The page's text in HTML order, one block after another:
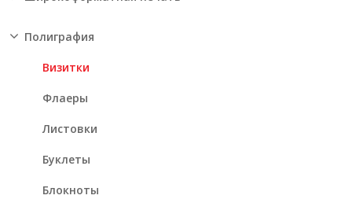
Полиграфия
Визитки
Флаеры
Листовки
Буклеты
Блокноты